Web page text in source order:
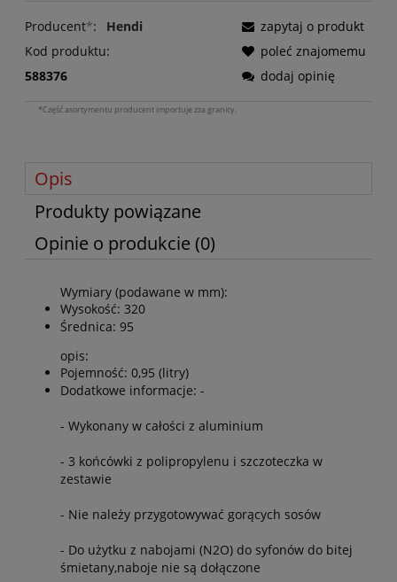
Producent*:
Hendi
Kod produktu:
588376
zapytaj o produkt
poleć znajomemu
dodaj opinię
*Część asortymentu producent importuje zza granicy.
Opis
Produkty powiązane
Opinie o produkcie (0)
Wymiary (podawane w mm):
Wysokość: 320
Średnica: 95
opis:
Pojemność: 0,95 (litry)
Dodatkowe informacje: -
- Wykonany w całości z aluminium
- 3 końcówki z polipropylenu i szczoteczka w
zestawie
- Nie należy przygotowywać gorących sosów
- Do użytku z nabojami (N2O) do syfonów do bitej
śmietany,naboje nie są dołączone